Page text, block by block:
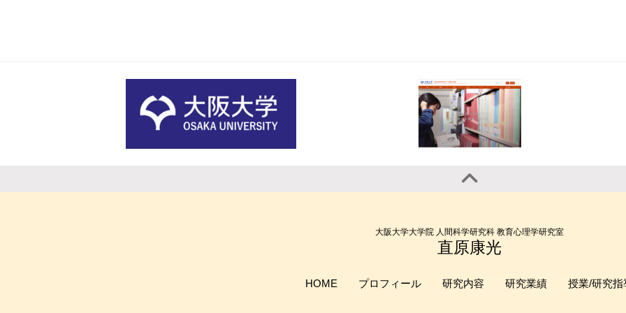
大阪大学大学院 人間科学研究科 教育心理学研究室
直原康光
HOME プロフィール 研究内容 研究業績 授業/研究指